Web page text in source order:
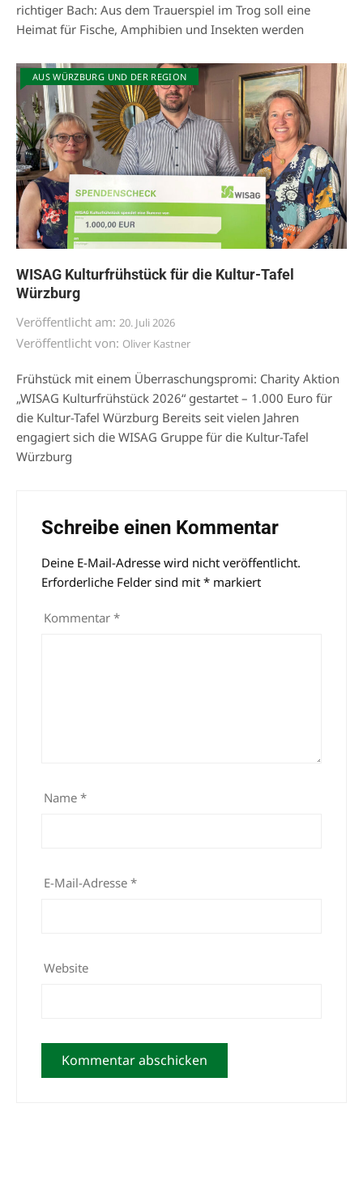
richtiger Bach: Aus dem Trauerspiel im Trog soll eine
Heimat für Fische, Amphibien und Insekten werden
AUS WÜRZBURG UND DER REGION
WISAG Kulturfrühstück für die Kultur-Tafel
Würzburg
Veröffentlicht am: 20. Juli 2026
Veröffentlicht von: Oliver Kastner
Frühstück mit einem Überraschungspromi: Charity Aktion
„WISAG Kulturfrühstück 2026“ gestartet – 1.000 Euro für
die Kultur-Tafel Würzburg Bereits seit vielen Jahren
engagiert sich die WISAG Gruppe für die Kultur-Tafel
Würzburg
Schreibe einen Kommentar
Deine E-Mail-Adresse wird nicht veröffentlicht.
Erforderliche Felder sind mit * markiert
Kommentar *
Name *
E-Mail-Adresse *
Website
Alternative: